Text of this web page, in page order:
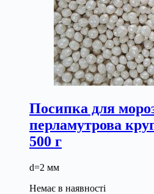
Посипка для
перламутрова
500 г
d=2 мм
Немає в наявності